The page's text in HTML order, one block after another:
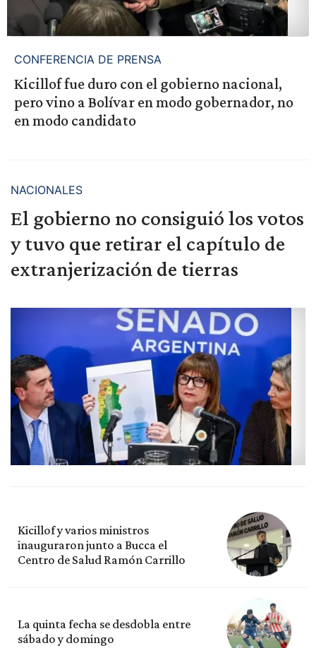
CONFERENCIA DE PRENSA
Kicillof fue duro con el gobierno nacional,
pero vino a Bolívar en modo gobernador, no
en modo candidato
NACIONALES
El gobierno no consiguió los votos
y tuvo que retirar el capítulo de
extranjerización de tierras
Kicillof y varios ministros
inauguraron junto a Bucca el
Centro de Salud Ramón Carrillo
La quinta fecha se desdobla entre
sábado y domingo